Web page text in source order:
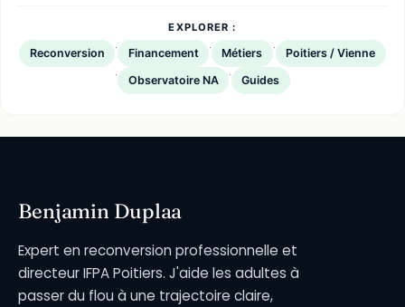
EXPLORER :
Reconversion · Financement · Métiers · Poitiers / Vienne
· Observatoire NA · Guides
Benjamin Duplaa
Expert en reconversion professionnelle et
directeur IFPA Poitiers. J'aide les adultes à
passer du flou à une trajectoire claire,